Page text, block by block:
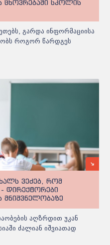
ცხოვრებაში სკოლის
გარდა ინფორმაციისა
როგორ წარდგეს
ვეძებ, რომ
დირექტორები
მნიშვნელობაზე
აღზრდით უკან
ძალიან იშვიათად